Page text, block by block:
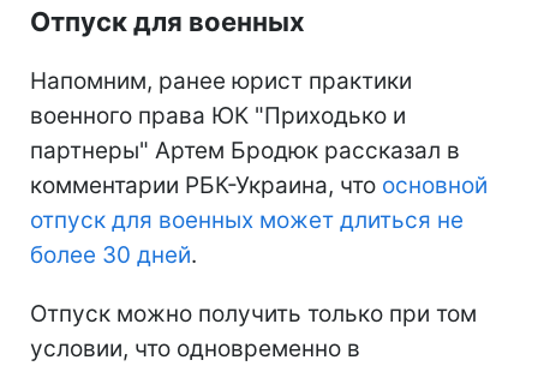
Отпуск для военных
Напомним, ранее юрист практики
военного права ЮК "Приходько и
партнеры" Артем Бродюк рассказал в
комментарии РБК-Украина, что основной
отпуск для военных может длиться не
более 30 дней.
Отпуск можно получить только при том
условии, что одновременно в